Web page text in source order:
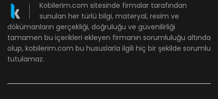
Kobilerim.com sitesinde firmalar tarafından
sunulan her türlü bilgi, materyal, resim ve
dökümanların gerçekliği, doğruluğu ve güvenilirliği
tamamen bu içerikleri ekleyen firmanın sorumluluğu altında
olup, kobilerim.com bu hususlarla ilgili hiç bir şekilde sorumlu
tutulamaz.